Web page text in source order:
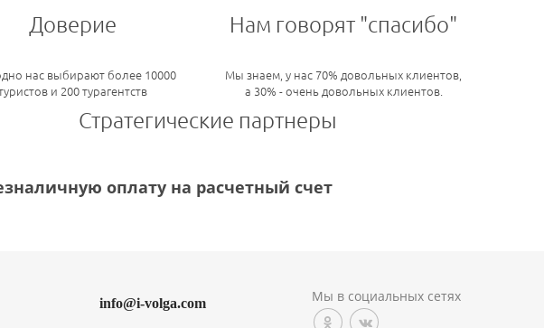
Доверие
нас выбирают более 10000
и 200 турагентств
Нам говорят "спасибо"
Мы знаем, у нас 70% довольных клиентов,
а 30% - очень довольных клиентов.
Стратегические партнеры
оплату на расчетный счет
info@i-volga.com Мы в социальных сетях